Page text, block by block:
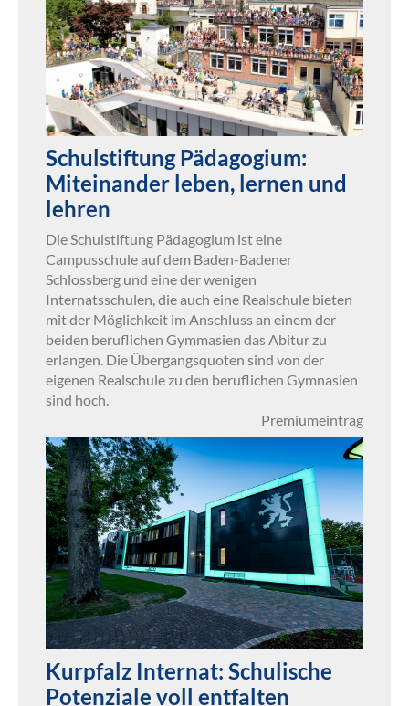
Schulstiftung Pädagogium:
Miteinander leben, lernen und
lehren
Die Schulstiftung Pädagogium ist eine
Campusschule auf dem Baden-Badener
Schlossberg und eine der wenigen
Internatsschulen, die auch eine Realschule bieten
mit der Möglichkeit im Anschluss an einem der
beiden beruflichen Gymmasien das Abitur zu
erlangen. Die Übergangsquoten sind von der
eigenen Realschule zu den beruflichen Gymnasien
sind hoch.
Premiumeintrag
Kurpfalz Internat: Schulische
Potenziale voll entfalten